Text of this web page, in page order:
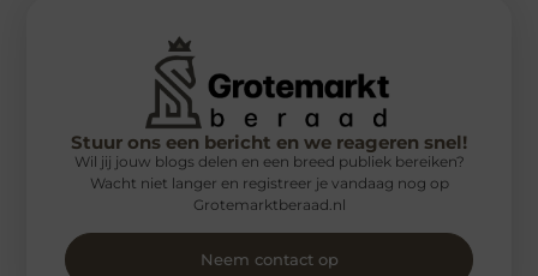
Stuur ons een bericht en we reageren snel!
Wil jij jouw blogs delen en een breed publiek bereiken?
Wacht niet langer en registreer je vandaag nog op
Grotemarktberaad.nl
Neem contact op